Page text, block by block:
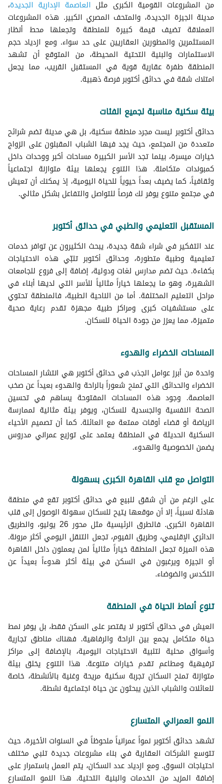
من المشروعات القومية الكبرى مثل العاصمة الإدارية الجديدة،
مدينة الجيزة الجديدة، والمتحف المصري الكبير. هذه المشروعات
العملاقة تضيف قيمة كبيرة للمنطقة وتجعلها محط أنظار
المستثمرين والمطورين العقاريين على حد سواء. ومع ازدياد حجم
الاستثمارات والبنية التحتية المحيطة، من المتوقع أن تشهد
المنطقة طفرة عقارية قوية في المستقبل القريب، مما يجعل
امتلاك شقة في حدائق أكتوبر فرصة ذهبية.
بيئة سكنية مناسبة لجميع الفئات
حدائق أكتوبر ليست مجرد منطقة سكنية، بل هي مدينة تضم شرائح
متعددة من المجتمع، حيث يجد فيها الشباب المقبلون على الزواج
خيارات ميسرة، بينما تجد الأسر الكبيرة مساحات أكبر ووحدات داخل
كمبوندات متكاملة. هذا التنوع يجعلها بيئة متوازنة اجتماعياً
وثقافياً، كما يضيف بعداً حيوياً للحياة اليومية، إذ يمكنك أن تعيش
في مجتمع متنوع يوفر لك فرصاً للتواصل والتفاعل بشكل مثالي.
المستقبل التعليمي والطبي في حدائق أكتوبر
عند التفكير في شراء شقة جديدة، يبحث الكثيرون عن توافر خدمات
تعليمية وطبية متطورة، وحدائق أكتوبر تلبّي هذه الاحتياجات
بكفاءة. حيث تضم مدارس لغات ودولية، إضافة إلى فروع للجامعات
الشهيرة، وهو ما يجعلها خياراً مثالياً للأسر التي لديها أبناء في
مراحل التعليم المختلفة. أما من الناحية الطبية، فالمنطقة تحتوي
على مستشفيات كبرى ومراكز طبية مجهزة تقدم رعاية صحية
متميزة، مما يعزز من جودة الحياة للسكان.
المساحات الخضراء والهدوء
واحدة من أبرز عوامل الجذب في حدائق أكتوبر هي انتشار المساحات
الخضراء والحدائق التي تمنح شعوراً بالراحة والهدوء بعيداً عن صخب
العاصمة. وجود هذه المساحات المفتوحة يساهم في تحسين
الصحة النفسية والجسدية للسكان، ويوفر بيئة مثالية لممارسة
الرياضة أو قضاء أوقات ممتعة مع العائلة. كما أن تصميم الأحياء
السكنية الحديثة في المنطقة يعتمد على توزيع عمراني مدروس
يضمن الخصوصية والهدوء.
التواصل مع قلب القاهرة الكبرى بسهولة
على الرغم من أن شقق للبيع في حدائق أكتوبر تقع في منطقة
هادئة نسبياً، إلا أن موقعها يتيح للسكان سهولة الوصول إلى قلب
القاهرة الكبرى. فالطرق الرئيسية مثل محور 26 يوليو، والطريق
الدائري الإقليمي، وطريق الفيوم، تجعل التنقل اليومي أكثر مرونة.
هذه الميزة تجعل المنطقة خياراً مثالياً لمن يعملون داخل القاهرة
أو الجيزة ويرغبون في السكن في بيئة أكثر هدوءاً بعيداً عن
التكدس والضوضاء.
تنوع أنماط الحياة في المنطقة
العيش في حدائق أكتوبر لا يقتصر على السكن فقط، بل يوفر نمط
حياة متكامل يجمع بين الراحة والرفاهية. فهناك مناطق تجارية
وأسواق محلية لتلبية الاحتياجات اليومية، بالإضافة إلى مراكز
ترفيهية ومطاعم تقدم خيارات متنوعة. هذا التنوع يخلق بيئة
متوازنة تمنح السكان تجربة سكنية مريحة وغنية بالأنشطة، خاصة
للعائلات والشباب الذين يبحثون عن حياة اجتماعية نشطة.
النمو العمراني المتسارع
تشهد حدائق أكتوبر نمواً عمرانياً ملحوظاً في السنوات الأخيرة، حيث
تتوسع الشركات العقارية في بناء مشروعات جديدة تلبي مختلف
احتياجات السوق. ومع ازدياد عدد السكان، يتم العمل باستمرار على
إضافة المزيد من الخدمات والبنية التحتية. هذا النمو المتسارع